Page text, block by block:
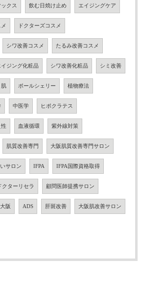
ックス 飲む日焼け止め エイジングケア
ドクターズコスメ
シワ改善コスメ たるみ改善コスメ
イジング化粧品 シワ改善化粧品 シミ改善
ポールシェリー 植物療法
中医学 ヒポクラテス
血液循環 紫外線対策
肌質改善専門 大阪肌質改善専門サロン
サロン IFPA IFPA国際資格取得
クターリセラ 顧問医師提携サロン
阪 ADS 肝斑改善 大阪肌改善サロン